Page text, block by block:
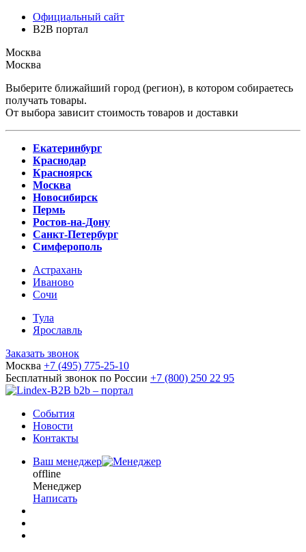
Официальный сайт
B2B портал
Москва
Москва
Выберите ближайший город (регион), в котором собираетесь
получать товары.
От выбора зависит стоимость товаров и доставки
Екатеринбург
Краснодар
Красноярск
Москва
Новосибирск
Пермь
Ростов-на-Дону
Санкт-Петербург
Симферополь
Астрахань
Иваново
Сочи
Тула
Ярославль
Заказать звонок
Москва +7 (495) 775-25-10
Бесплатный звонок по России +7 (800) 250 22 95
b2b – портал
События
Новости
Контакты
Ваш менеджер
offline
Менеджер
Написать